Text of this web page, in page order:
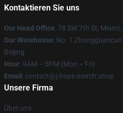
Kontaktieren Sie uns
Our Head Office: 78 SW 7th St,
Our Warehouse: No. 1
Beijing
Hour: 9AM – 5PM (Mon – Fri)
Email : contact@j-hope-merch.shop
Unsere Firma
Über uns